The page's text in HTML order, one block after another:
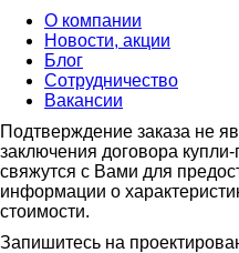
О компании
Новости, акции
Блог
Сотрудничество
Вакансии
Подтверждение заказа не
заключения договора
свяжутся с Вами для
информации о
стоимости.
Запишитесь на